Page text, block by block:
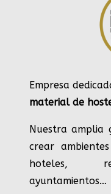
Empresa
material de
Nuestra amplia
crear
hoteles,